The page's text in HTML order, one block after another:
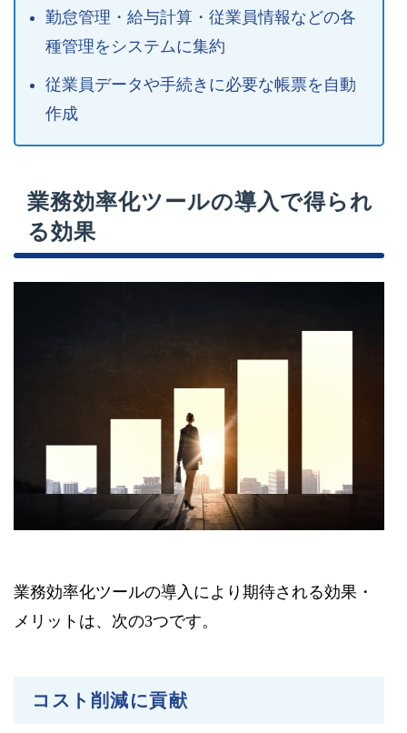
勤怠管理・給与計算・従業員情報などの各
種管理をシステムに集約
従業員データや手続きに必要な帳票を自動
作成
業務効率化ツールの導入で得られ
る効果
業務効率化ツールの導入により期待される効果・
メリットは、次の3つです。
コスト削減に貢献